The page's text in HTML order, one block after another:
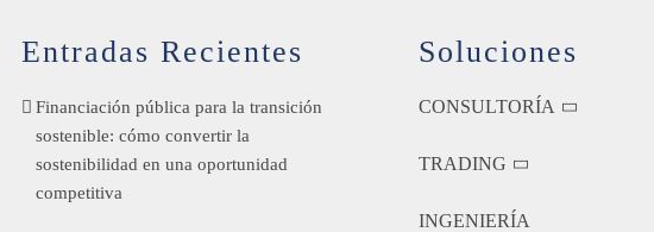
Entradas Recientes
Financiación pública para la transición
sostenible: cómo convertir la
sostenibilidad en una oportunidad
competitiva
Soluciones
CONSULTORÍA
TRADING
INGENIERÍA